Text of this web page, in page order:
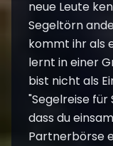
neue Leute
Segeltörn
kommt ihr als
lernt in einer
bist nicht als
"Segelreise
dass du
Partnerbörse